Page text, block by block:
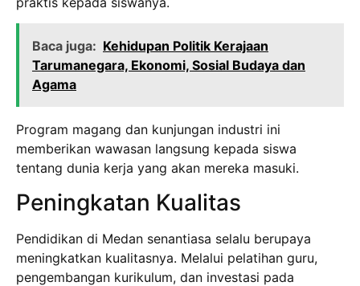
Baca juga: Kehidupan Politik Kerajaan
Tarumanegara, Ekonomi, Sosial Budaya dan
Agama
Program magang dan kunjungan industri ini
memberikan wawasan langsung kepada siswa
tentang dunia kerja yang akan mereka masuki.
Peningkatan Kualitas
Pendidikan di Medan senantiasa selalu berupaya
meningkatkan kualitasnya. Melalui pelatihan guru,
pengembangan kurikulum, dan investasi pada